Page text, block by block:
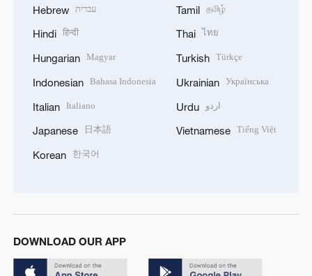
Hebrew עברית
Hindi हिन्दी
Hungarian Magyar
Indonesian Bahasa Indonesia
Italian Italiano
Japanese 日本語
Korean 한국어
Tamil தமிழ்
Thai ไทย
Turkish Türkçe
Ukrainian Українська
Urdu اردو
Vietnamese Tiếng Việt
DOWNLOAD OUR APP